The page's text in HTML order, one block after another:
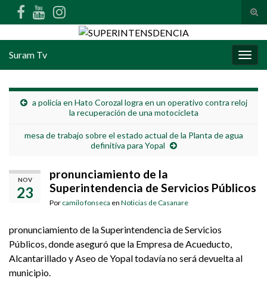
Search for:
Suram Tv
a policía en Hato Corozal logra en un operativo contra reloj
la recuperación de una motocicleta
mesa de trabajo sobre el estado actual de la Planta de agua
definitiva para Yopal
NOV
23
pronunciamiento de la
Superintendencia de Servicios Públicos
Por camilo fonseca en Noticias de Casanare
pronunciamiento de la Superintendencia de Servicios
Públicos, donde aseguró que la Empresa de Acueducto,
Alcantarillado y Aseo de Yopal todavía no será devuelta al
municipio.